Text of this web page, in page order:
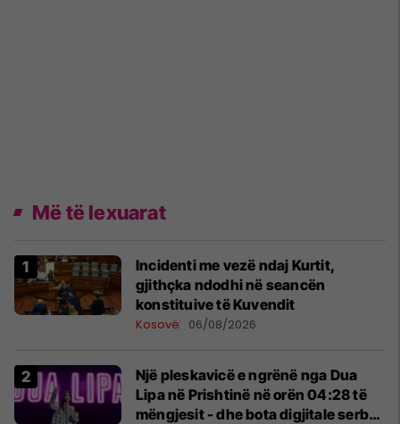
Më të lexuarat
Incidenti me vezë ndaj Kurtit,
gjithçka ndodhi në seancën
konstituive të Kuvendit
Kosovë 06/08/2026
Një pleskavicë e ngrënë nga Dua
Lipa në Prishtinë në orën 04:28 të
mëngjesit - dhe bota digjitale serbe